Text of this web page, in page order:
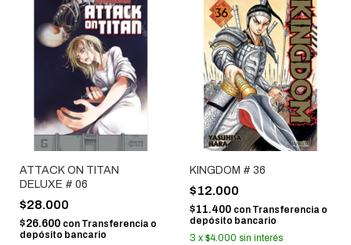
ATTACK ON TITAN
DELUXE # 06
$28.000
$26.600 con Transferencia o
depósito bancario
KINGDOM # 36
$12.000
$11.400 con Transferencia o
depósito bancario
3 x $4.000 sin interés